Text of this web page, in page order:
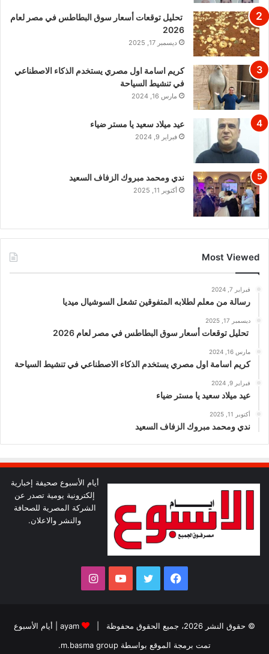
تحليل توقعات أسعار سوق البطاطس في مصر لعام
2026
ديسمبر 17, 2025
كريم اسامة اول مصري يستخدم الذكاء الاصطناعي
في تنشيط السياحة
مارس 16, 2024
عيد ميلاد سعيد يا مستر ضياء
فبراير 9, 2024
ندي ومحمد مبروك الزفاف السعيد
أكتوبر 11, 2025
Most Viewed
فبراير 7, 2024
رسالة من معلم لطلابه المتفوقين تشعل السوشيال ميديا
ديسمبر 17, 2025
تحليل توقعات أسعار سوق البطاطس في مصر لعام 2026
مارس 16, 2024
كريم اسامة اول مصري يستخدم الذكاء الاصطناعي في تنشيط السياحة
فبراير 9, 2024
عيد ميلاد سعيد يا مستر ضياء
أكتوبر 11, 2025
ندي ومحمد مبروك الزفاف السعيد
أيام الأسبوع صحيفة إخبارية
إلكترونية يومية تصدر عن
الشركة المصرية للصحافة
والنشر والاعلان.
فيسبوك تويتر يوتيوبانستقرام
© حقوق النشر 2026، جميع الحقوق محفوظة | ayam
أيام الأسبوع
تمت برمجة الموقع بواسطة m.basma group
.